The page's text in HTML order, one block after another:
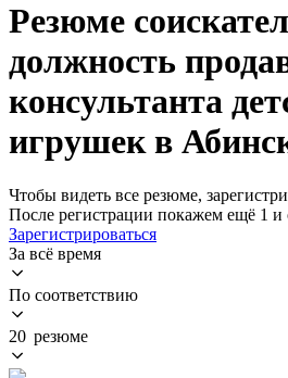
Резюме
должность
консультанта
игрушек в
Чтобы видеть все резюме,
После регистрации покажем ещё 1 и
Зарегистрироваться
За всё время
По соответствию
20 резюме